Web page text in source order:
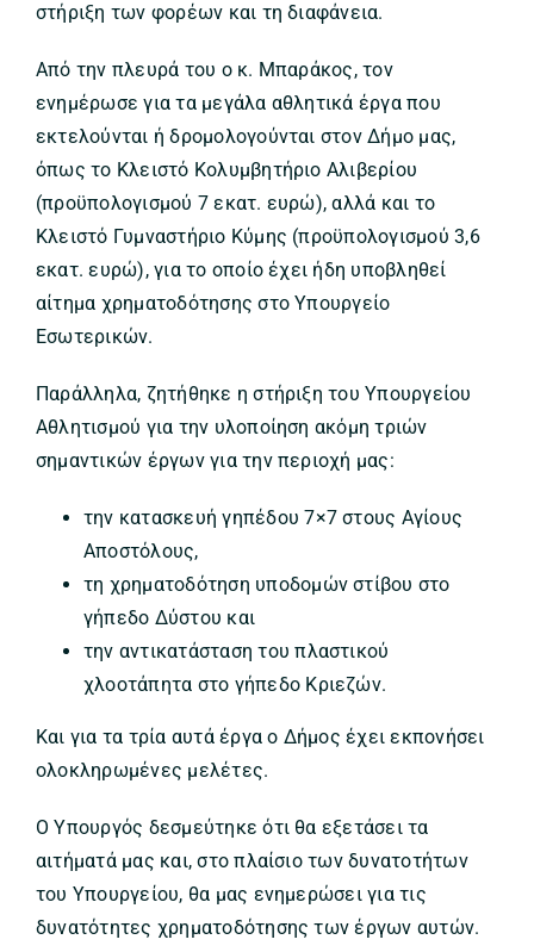
στήριξη των φορέων και τη διαφάνεια.
Από την πλευρά του ο κ. Μπαράκος, τον
ενημέρωσε για τα μεγάλα αθλητικά έργα που
εκτελούνται ή δρομολογούνται στον Δήμο μας,
όπως το Κλειστό Κολυμβητήριο Αλιβερίου
(προϋπολογισμού 7 εκατ. ευρώ), αλλά και το
Κλειστό Γυμναστήριο Κύμης (προϋπολογισμού 3,6
εκατ. ευρώ), για το οποίο έχει ήδη υποβληθεί
αίτημα χρηματοδότησης στο Υπουργείο
Εσωτερικών.
Παράλληλα, ζητήθηκε η στήριξη του Υπουργείου
Αθλητισμού για την υλοποίηση ακόμη τριών
σημαντικών έργων για την περιοχή μας:
την κατασκευή γηπέδου 7×7 στους Αγίους
Αποστόλους,
τη χρηματοδότηση υποδομών στίβου στο
γήπεδο Δύστου και
την αντικατάσταση του πλαστικού
χλοοτάπητα στο γήπεδο Κριεζών.
Και για τα τρία αυτά έργα ο Δήμος έχει εκπονήσει
ολοκληρωμένες μελέτες.
Ο Υπουργός δεσμεύτηκε ότι θα εξετάσει τα
αιτήματά μας και, στο πλαίσιο των δυνατοτήτων
του Υπουργείου, θα μας ενημερώσει για τις
δυνατότητες χρηματοδότησης των έργων αυτών.